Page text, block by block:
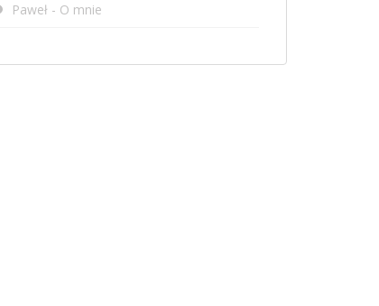
Paweł - O mnie